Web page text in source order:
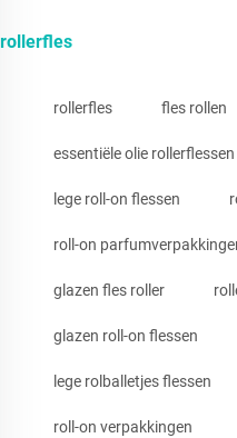
rollerfles
rollerfles fles rollen
essentiële olie rollerflessen
lege roll-on flessen
roll-on
glazen fles roller
glazen roll-on flessen
lege rolballetjes flessen
roll-on verpakkingen